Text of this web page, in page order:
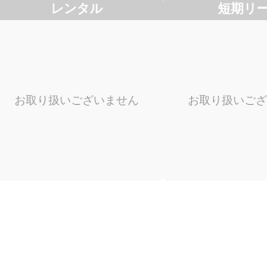
レンタル
お取り扱いございません
短期リ
お取り扱いご